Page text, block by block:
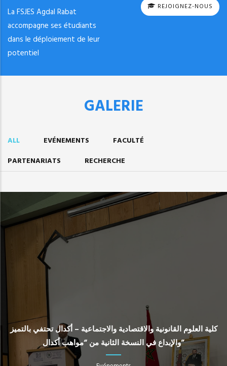
La FSJES Agdal Rabat
accompagne ses étudiants
dans le déploiement de leur
potentiel
REJOIGNEZ-NOUS
GALERIE
ALL EVÉNEMENTS
FACULTÉ
PARTENARIATS
RECHERCHE
كلية العلوم القانونية والاقتصادية والاجتماعية – أكدال تحتفي بالتميز
والإبداع في النسخة الثانية من “مواهب أكدال”